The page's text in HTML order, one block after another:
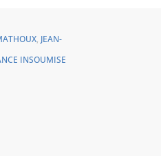
, JEAN-
INSOUMISE